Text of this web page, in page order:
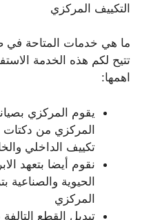
التكييف المركزي
ما هي خدمات المتاحة في
تتيح لكم هذه الخدمة
اهمها:
يقوم المركزي
المركزي من
تكييف الداخلي
نقوم أيضا بتعهد
الحيوية والصناعية
المركزي
تبديل القطع